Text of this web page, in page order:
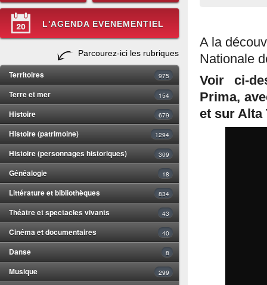
L'AGENDA EVENEMENTIEL
Parcourez-ici les rubriques
Territoires 975
Terre et mer 154
Histoire 679
Histoire (patrimoine) 1294
Histoire (personnages historiques) 309
Généalogie 18
Littérature et bibliothèques 834
Théâtre et spectacles vivants 43
Cinéma et documentaires 40
Danse 8
Musique 299
A la
Nationale
Voir ci-
Prima,
et sur Alta